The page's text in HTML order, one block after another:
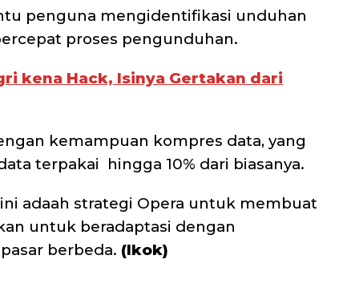
penguna mengidentifikasi unduhan
proses pengunduhan.
kena Hack, Isinya Gertakan dari
kemampuan kompres data, yang
terpakai hingga 10% dari biasanya.
adaah strategi Opera untuk membuat
untuk beradaptasi dengan
berbeda. (Ikok)